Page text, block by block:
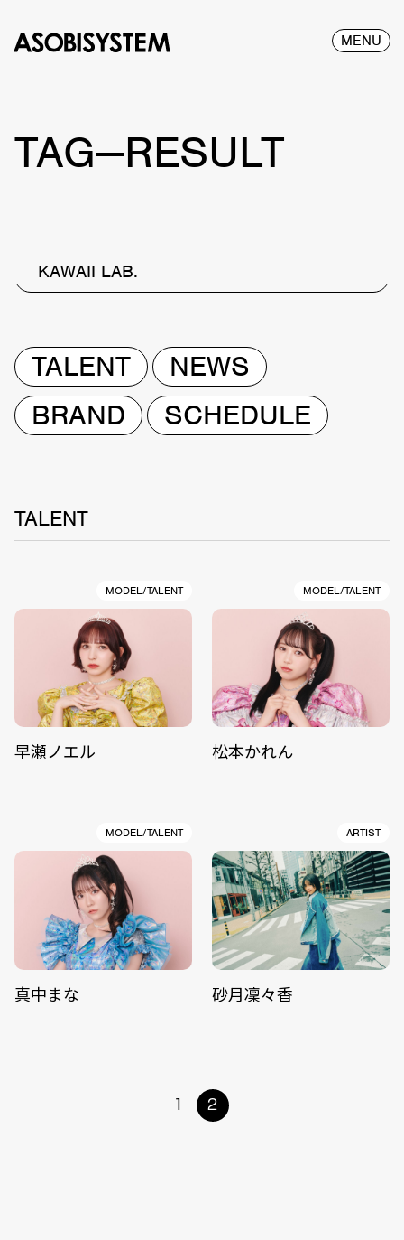
MENU
TAG—RESULT
KAWAII LAB.
TALENT
NEWS
BRAND
SCHEDULE
TALENT
MODEL/TALENT
早瀬ノエル
MODEL/TALENT
松本かれん
MODEL/TALENT
真中まな
ARTIST
砂月凜々香
1 2